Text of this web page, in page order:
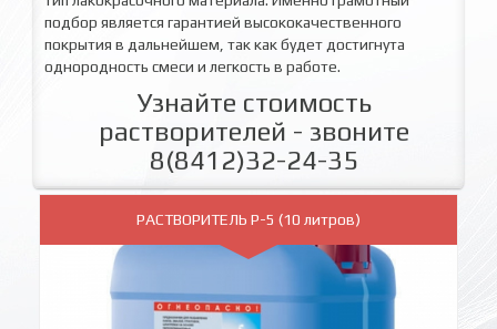
подбор является гарантией высококачественного
покрытия в дальнейшем, так как будет достигнута
однородность смеси и легкость в работе.
Узнайте стоимость
растворителей - звоните
8(8412)32-24-35
РАСТВОРИТЕЛЬ Р-5 (10 литров)